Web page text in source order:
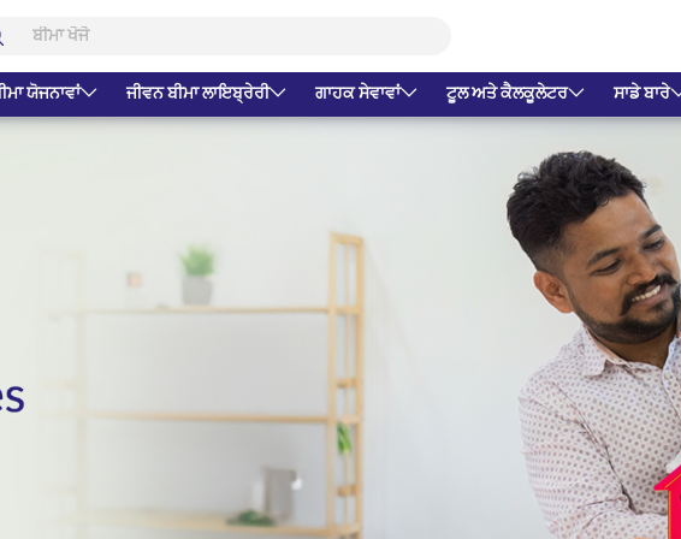
ਯੋਜਨਾਵਾਂ ਜੀਵਨ ਬੀਮਾ ਲਾਇਬ੍ਰੇਰੀ ਗਾਹਕ ਸੇਵਾਵਾਂ ਟੂਲ ਅਤੇ ਕੈਲਕੂਲੇਟਰ ਸਾਡੇ ਬਾਰੇ